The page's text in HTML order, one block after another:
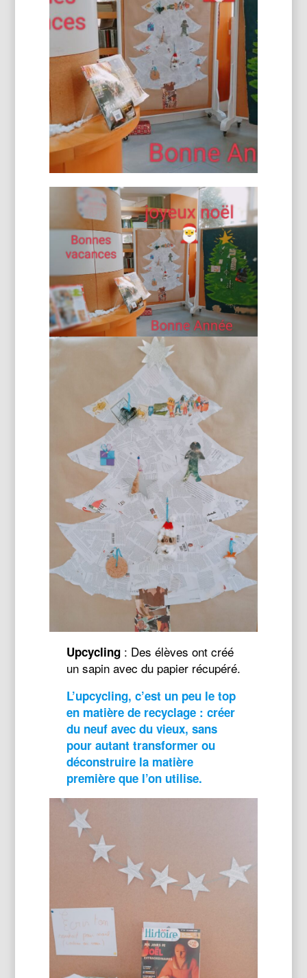
Upcycling: Des élèves ont créé
un sapin avec du papier récupéré.
L’upcycling, c’est un peu le top
en matière de recyclage : créer
du neuf avec du vieux, sans
pour autant transformer ou
déconstruire la matière
première que l’on utilise.